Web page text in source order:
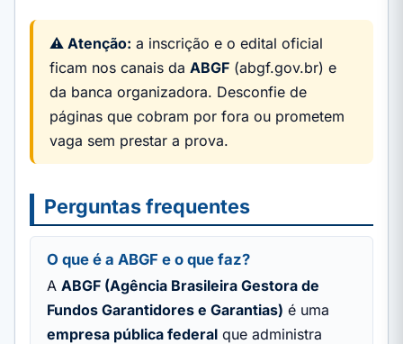
⚠️ Atenção: a inscrição e o edital oficial
ficam nos canais da ABGF(abgf.gov.br) e
da banca organizadora. Desconfie de
páginas que cobram por fora ou prometem
vaga sem prestar a prova.
Perguntas frequentes
O que é a ABGF e o que faz?
A ABGF (Agência Brasileira Gestora de
Fundos Garantidores e Garantias) é uma
empresa pública federalque administra